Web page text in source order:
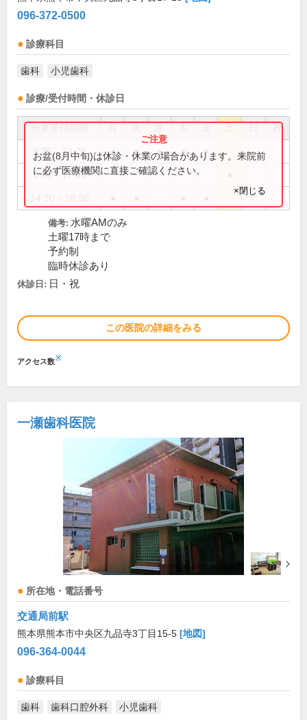
096-372-0500
診療科目
歯科 小児歯科
診療/受付時間・休診日
祝
9:30～13:00 ● ● ● ● ●
9:30～17:00
お盆(8月中旬)は休診・休業の場合があります。来院前
に必ず医療機関に直接ご確認ください。
×閉じる
備考: 水曜AMのみ
土曜17時まで
予約制
臨時休診あり
休診日: 日・祝
この医院の詳細をみる
アクセス数※
一瀬歯科医院
所在地・電話番号
交通局前駅
熊本県熊本市中央区九品寺3丁目15-5 [地図]
096-364-0044
診療科目
歯科 歯科口腔外科 小児歯科